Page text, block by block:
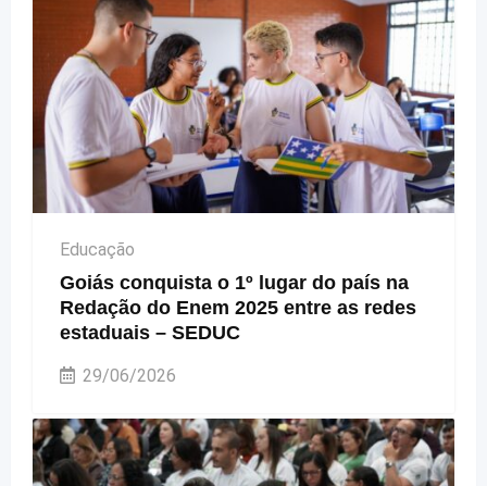
Educação
Goiás conquista o 1º lugar do país na
Redação do Enem 2025 entre as redes
estaduais – SEDUC
29/06/2026